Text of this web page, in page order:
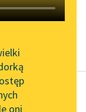
utworu
Lektur
oni